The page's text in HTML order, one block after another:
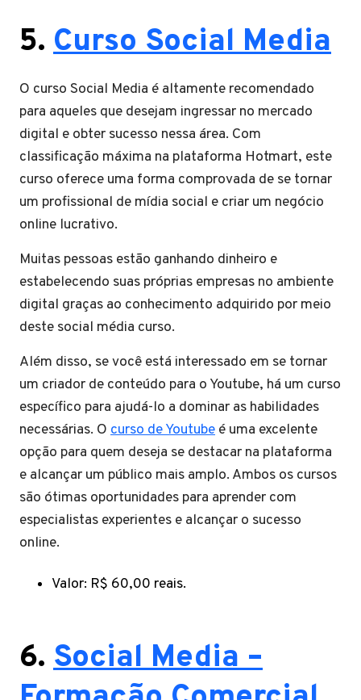
5. Curso Social Media
O curso Social Media é altamente recomendado
para aqueles que desejam ingressar no mercado
digital e obter sucesso nessa área. Com
classificação máxima na plataforma Hotmart, este
curso oferece uma forma comprovada de se tornar
um profissional de mídia social e criar um negócio
online lucrativo.
Muitas pessoas estão ganhando dinheiro e
estabelecendo suas próprias empresas no ambiente
digital graças ao conhecimento adquirido por meio
deste social média curso.
Além disso, se você está interessado em se tornar
um criador de conteúdo para o Youtube, há um curso
específico para ajudá-lo a dominar as habilidades
necessárias. O curso de Youtube é uma excelente
opção para quem deseja se destacar na plataforma
e alcançar um público mais amplo. Ambos os cursos
são ótimas oportunidades para aprender com
especialistas experientes e alcançar o sucesso
online.
Valor: R$ 60,00 reais.
6. Social Media –